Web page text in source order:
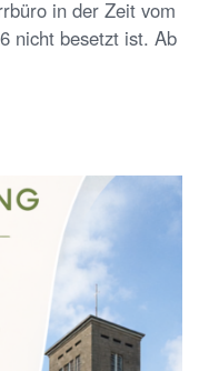
in der Zeit vom
nicht besetzt ist. Ab